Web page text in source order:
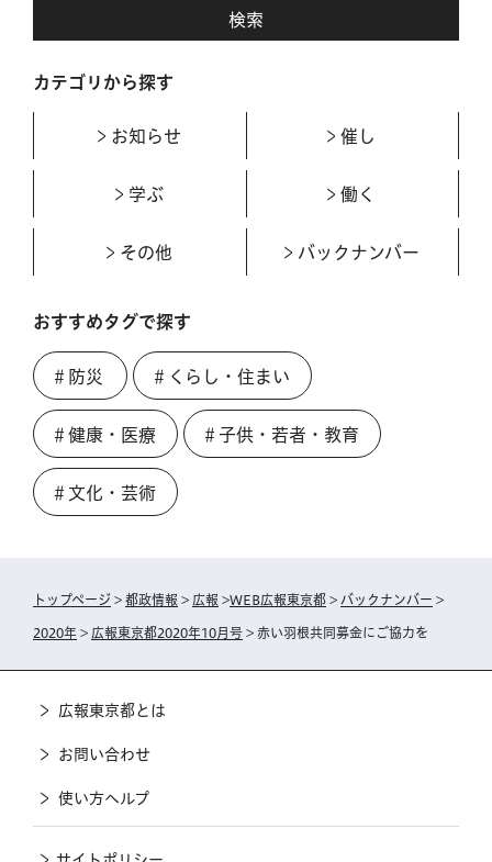
カテゴリから探す
お知らせ 催し
学ぶ 働く
その他 バックナンバー
おすすめタグで探す
＃防災 ＃くらし・住まい
＃健康・医療 ＃子供・若者・教育
＃文化・芸術
トップページ > 都政情報 > 広報 >WEB広報東京都 > バックナンバー >
2020年 > 広報東京都2020年10月号 > 赤い羽根共同募金にご協力を
広報東京都とは
お問い合わせ
使い方ヘルプ